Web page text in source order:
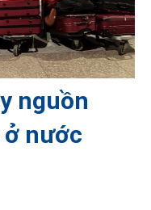
nguồn
nước